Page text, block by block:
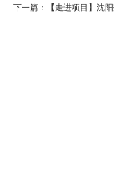
下一篇：【走进项目】沈